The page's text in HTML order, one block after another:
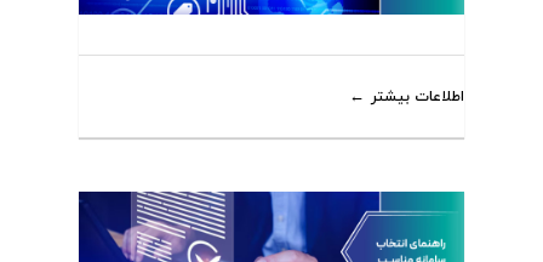
اطلاعات بیشتر